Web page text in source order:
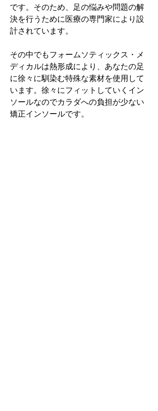
です。そのため、足の悩みや問題の解
決を行うために医療の専門家により設
計されています。
その中でもフォームソティックス・メ
ディカルは熱形成により、あなたの足
に徐々に馴染む特殊な素材を使用して
います。徐々にフィットしていくイン
ソールなのでカラダへの負担が少ない
矯正インソールです。